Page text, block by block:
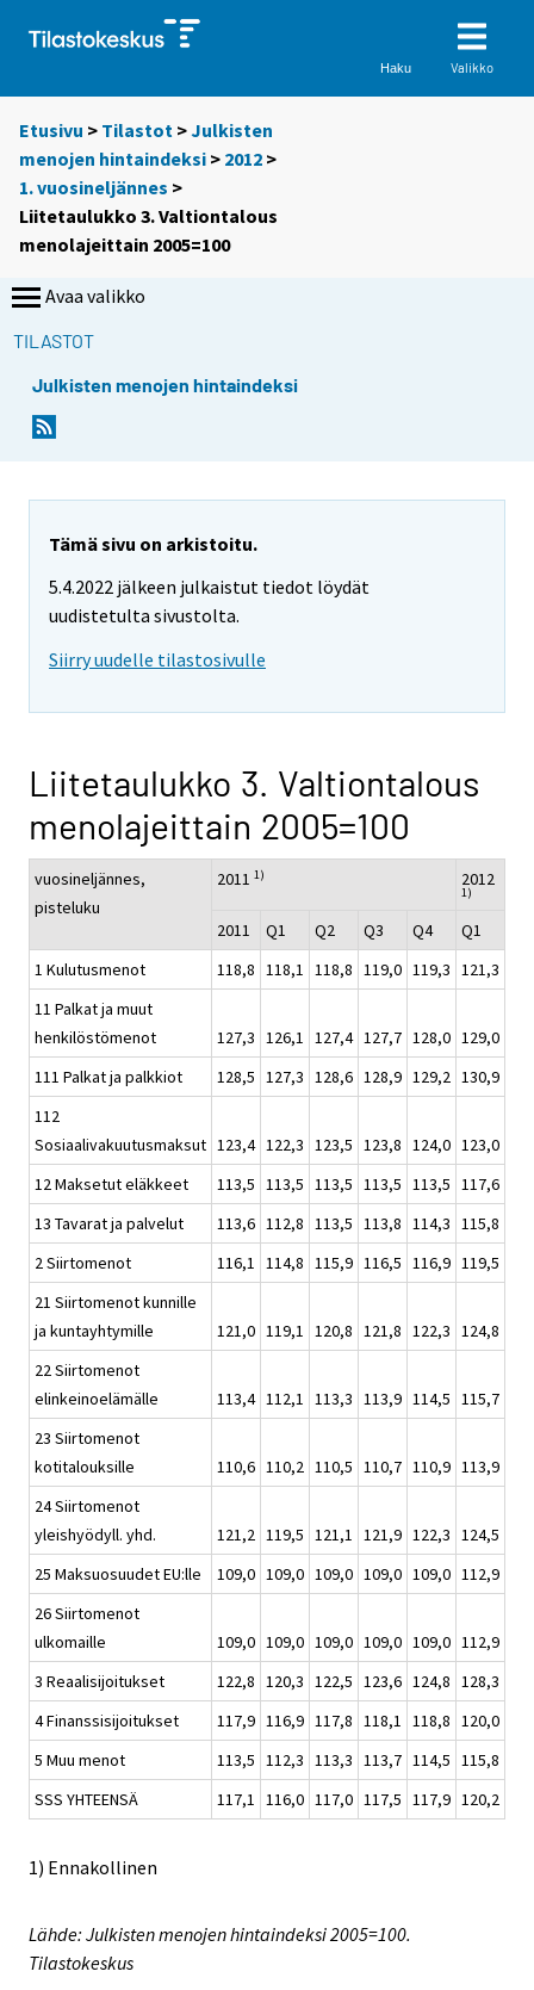
Haku Valikko
Etusivu > Tilastot >Julkisten
menojen hintaindeksi > 2012 >
1. vuosineljännes >
Liitetaulukko 3. Valtiontalous
menolajeittain 2005=100
Avaa valikko
TILASTOT
Julkisten menojen hintaindeksi
Tämä sivu on arkistoitu.
5.4.2022 jälkeen julkaistut tiedot löydät
uudistetulta sivustolta.
Siirry uudelle tilastosivulle
Liitetaulukko 3. Valtiontalous
menolajeittain 2005=100
vuosineljännes,
pisteluku
2011 1) 2012
1)
2011 Q1 Q2 Q3 Q4
Q1
1 Kulutusmenot
118,8 118,1 118,8 119,0 119,3 121,3
11 Palkat ja muut
henkilöstömenot
127,3 126,1 127,4 127,7 128,0 129,0
111 Palkat ja palkkiot
128,5 127,3 128,6 128,9 129,2 130,9
112
Sosiaalivakuutusmaksut 123,4 122,3 123,5 123,8 124,0 123,0
12 Maksetut eläkkeet
113,5 113,5 113,5 113,5 113,5 117,6
13 Tavarat ja palvelut
113,6 112,8 113,5 113,8 114,3 115,8
2 Siirtomenot
116,1 114,8 115,9 116,5 116,9 119,5
21 Siirtomenot kunnille
ja kuntayhtymille
121,0 119,1 120,8 121,8 122,3 124,8
22 Siirtomenot
elinkeinoelämälle
113,4 112,1 113,3 113,9 114,5 115,7
23 Siirtomenot
kotitalouksille
110,6 110,2 110,5 110,7 110,9 113,9
24 Siirtomenot
yleishyödyll. yhd.
121,2 119,5 121,1 121,9 122,3 124,5
25 Maksuosuudet EU:lle
109,0 109,0 109,0 109,0 109,0 112,9
26 Siirtomenot
ulkomaille
109,0 109,0 109,0 109,0 109,0 112,9
3 Reaalisijoitukset
122,8 120,3 122,5 123,6 124,8 128,3
4 Finanssisijoitukset
117,9 116,9 117,8 118,1 118,8 120,0
5 Muu menot
113,5 112,3 113,3 113,7 114,5 115,8
SSS YHTEENSÄ
117,1 116,0 117,0 117,5 117,9 120,2
1) Ennakollinen
Lähde: Julkisten menojen hintaindeksi 2005=100.
Tilastokeskus